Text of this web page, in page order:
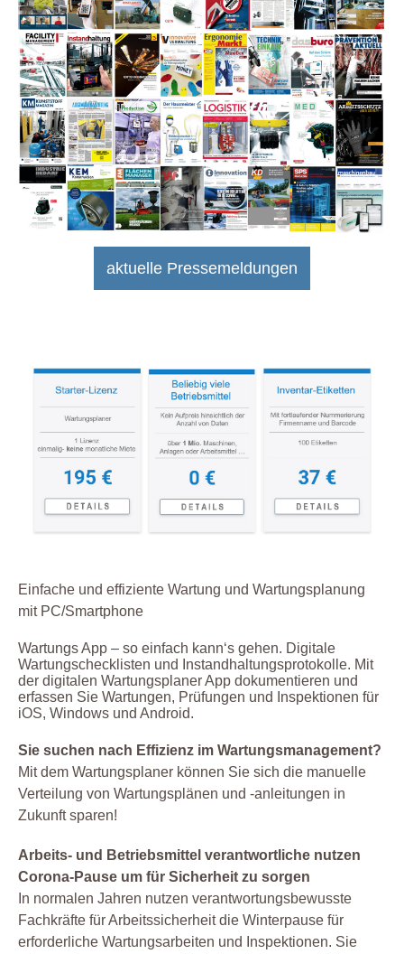
Software
Sonstiges
Unterweisung
Wartung
Werkstatt
Zertifizierung
aktuelle Pressemeldungen
Einfache und effiziente Wartung und Wartungsplanung
mit PC/Smartphone
Wartungs App – so einfach kann‘s gehen. Digitale
Wartungschecklisten und Instandhaltungsprotokolle. Mit
der digitalen Wartungsplaner App dokumentieren und
erfassen Sie Wartungen, Prüfungen und Inspektionen für
iOS, Windows und Android.
Sie suchen nach Effizienz im Wartungsmanagement?
Mit dem Wartungsplaner können Sie sich die manuelle
Verteilung von Wartungsplänen und -anleitungen in
Zukunft sparen!
Arbeits- und Betriebsmittel verantwortliche nutzen
Corona-Pause um für Sicherheit zu sorgen
In normalen Jahren nutzen verantwortungsbewusste
Fachkräfte für Arbeitssicherheit die Winterpause für
erforderliche Wartungsarbeiten und Inspektionen. Sie